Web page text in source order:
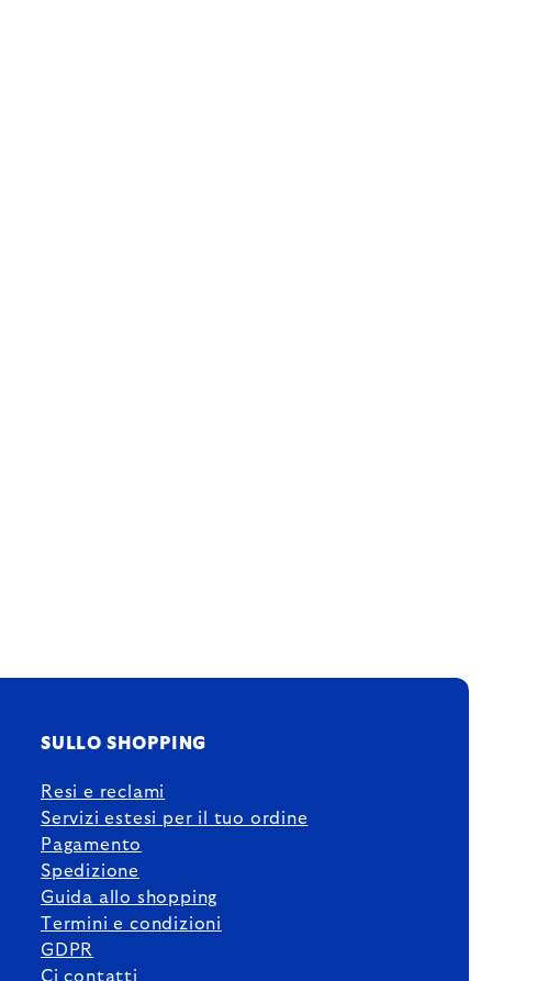
SULLO SHOPPING
Resi e reclami
Servizi estesi per il tuo ordine
Pagamento
Spedizione
Guida allo shopping
Termini e condizioni
GDPR
Ci contatti